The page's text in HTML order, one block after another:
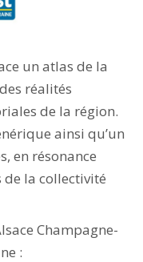
un atlas de la
réalités
de la région.
ainsi qu’un
en résonance
de la collectivité
Champagne-
: